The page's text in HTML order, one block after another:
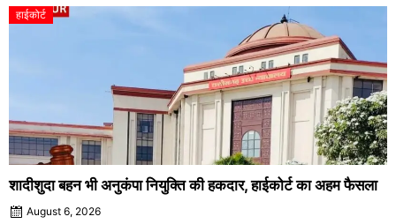
हाईकोर्ट
शादीशुदा बहन भी अनुकंपा नियुक्ति की हकदार, हाईकोर्ट का अहम फैसला
August 6, 2026